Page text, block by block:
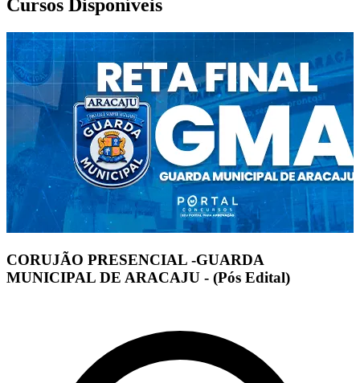
Cursos Disponíveis
CORUJÃO PRESENCIAL -GUARDA
MUNICIPAL DE ARACAJU - (Pós Edital)